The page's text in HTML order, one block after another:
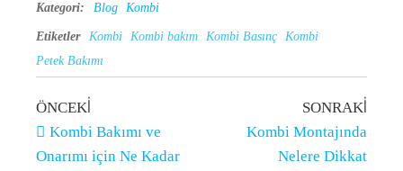
Kategori: Blog Kombi
Etiketler Kombi Kombi bakım Kombi Basınç
Kombi
Petek Bakımı
ÖNCEKI
Kombi Bakımı ve
Onarımı için Ne Kadar
SONRAKI
Kombi Montajında
Nelere Dikkat